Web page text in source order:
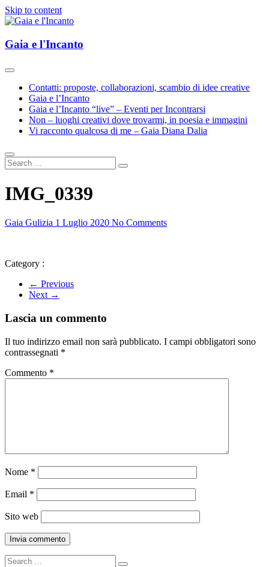
Skip to content
Gaia e l'Incanto
Gaia e l'Incanto
Contatti: proposte, collaborazioni, scambio di idee creative
Gaia e l’Incanto
Gaia e l’Incanto “live” – Eventi per Incontrarsi
Non – luoghi creativi dove trovarmi, in poesia e immagini
Vi racconto qualcosa di me – Gaia Diana Dalia
IMG_0339
Gaia Gulizia 1 Luglio 2020 No Comments
Category :
← Previous
Next →
Lascia un commento
Il tuo indirizzo email non sarà pubblicato. I campi obbligatori sono
contrassegnati *
Commento *
Nome *
Email *
Sito web